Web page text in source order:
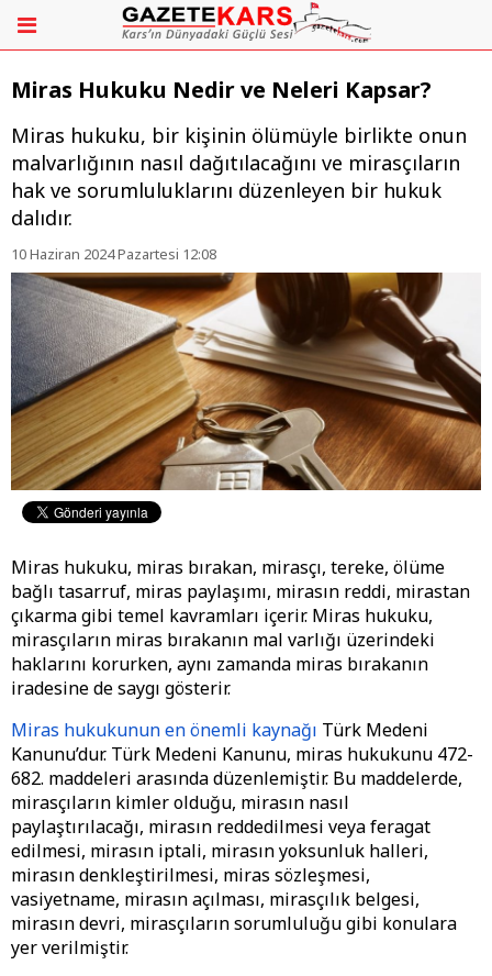
Miras Hukuku Nedir ve Neleri Kapsar?
Miras hukuku, bir kişinin ölümüyle birlikte onun
malvarlığının nasıl dağıtılacağını ve mirasçıların
hak ve sorumluluklarını düzenleyen bir hukuk
dalıdır.
10 Haziran 2024 Pazartesi 12:08
Miras hukuku, miras bırakan, mirasçı, tereke, ölüme
bağlı tasarruf, miras paylaşımı, mirasın reddi, mirastan
çıkarma gibi temel kavramları içerir. Miras hukuku,
mirasçıların miras bırakanın mal varlığı üzerindeki
haklarını korurken, aynı zamanda miras bırakanın
iradesine de saygı gösterir.
Miras hukukunun en önemli kaynağı Türk Medeni
Kanunu’dur. Türk Medeni Kanunu, miras hukukunu 472-
682. maddeleri arasında düzenlemiştir. Bu maddelerde,
mirasçıların kimler olduğu, mirasın nasıl
paylaştırılacağı, mirasın reddedilmesi veya feragat
edilmesi, mirasın iptali, mirasın yoksunluk halleri,
mirasın denkleştirilmesi, miras sözleşmesi,
vasiyetname, mirasın açılması, mirasçılık belgesi,
mirasın devri, mirasçıların sorumluluğu gibi konulara
yer verilmiştir.